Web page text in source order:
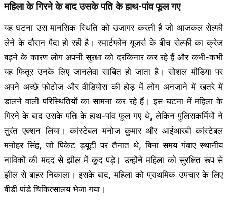
महिला के गिरने के बाद उसके पति के हाथ-पांव फूल गए
यह घटना उस मानसिक स्थिति को उजागर करती है जो आजकल सेल्फी
लेने के दौरान पैदा हो रही है। स्मार्टफोन यूजर्स के बीच सेल्फी का क्रेज
बढ़ने के कारण लोग अपनी सुरक्षा को दरकिनार कर रहे हैं और कभी-कभी
यह फितूर उनके लिए जानलेवा साबित हो जाता है। सोशल मीडिया पर
अपने अच्छे फोटोज और वीडियोस की होड़ में लोग अनजाने में खतरे में
डालने वाली परिस्थितियों का सामना कर रहे हैं। इस घटना में महिला के
गिरने के बाद उसके पति के हाथ-पांव फूल गए थे, लेकिन पुलिसकर्मियों ने
तुरंत एक्शन लिया। कांस्टेबल मनोज कुमार और आईआरबी कांस्टेबल
मनोहर सिंह, जो पिकेट ड्यूटी पर तैनात थे, बिना समय गंवाए स्थानीय
नाविकों की मदद से झील में कूद पड़े। उन्होंने महिला को सुरक्षित रूप से
झील से बाहर निकाला। इसके बाद, महिला को प्राथमिक उपचार के लिए
बीडी पांडे चिकित्सालय भेजा गया।